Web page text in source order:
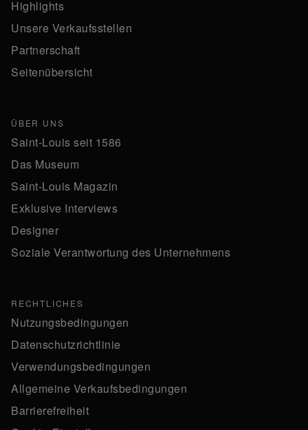
Highlights
Unsere Verkaufsstellen
Partnerschaft
Seitenübersicht
ÜBER UNS
Saint-Louis seit 1586
Das Museum
Saint-Louis Magazin
Exklusive Interviews
Designer
Soziale Verantwortung des Unternehmens
RECHTLICHES
Nutzungsbedingungen
Datenschutzrichtlinie
Verwendungsbedingungen
Allgemeine Verkaufsbedingungen
Barrierefreiheit